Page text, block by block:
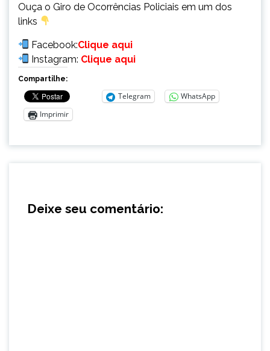
Ouça o Giro de Ocorrências Policiais em um dos
links
Facebook:Clique aqui
Instagram: Clique aqui
Compartilhe:
Telegram
WhatsApp
Imprimir
Deixe seu comentário: